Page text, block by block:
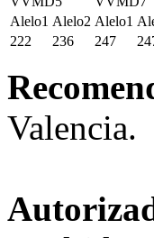
Alelo1 Alelo2 Alelo1
222
236 247
Valencia.